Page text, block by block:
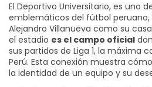
El Deportivo Universitario, es uno
emblemáticos del fútbol peruano
Alejandro Villanueva como su
el estadio es el campo oficial
sus partidos de Liga 1, la máxima
Perú. Esta conexión muestra cómo
la identidad de un equipo y su